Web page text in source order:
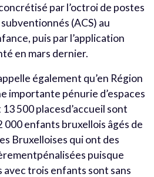
par l’octroi de postes
(ACS) au
puis par l’application
en mars dernier.
également qu’en Région
importante pénurie d’espaces
13 500 placesd’accueil sont
000 enfants bruxellois âgés de
Bruxelloises qui ont des
puisque
avec trois enfants sont sans